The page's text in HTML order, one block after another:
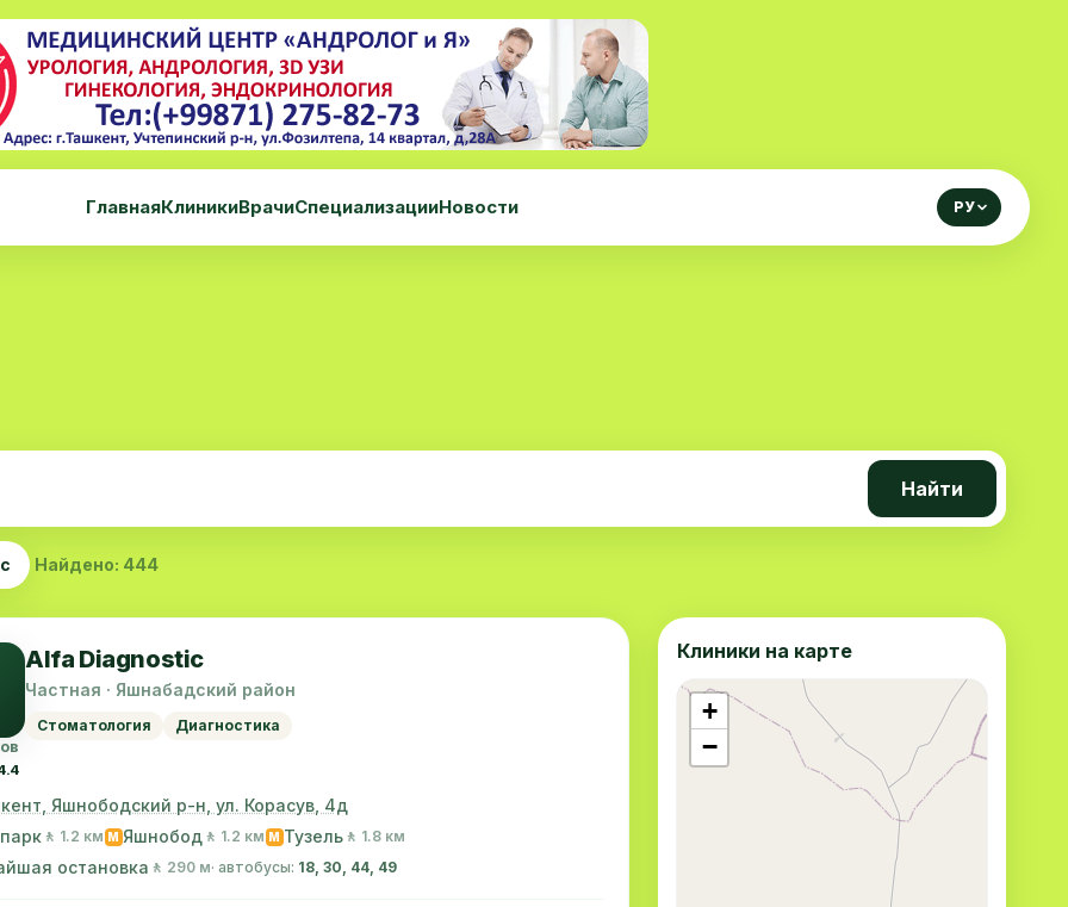
ГлавнаяКлиникиВрачиСпециализацииНовости РУ
Найти
Найдено: 444
Alfa Diagnostic
Частная · Яшнабадский район
Стоматология Диагностика
Яшнободский р-н, ул. Корасув, 4д
🚶 1.2 км M Яшнобод 🚶 1.2 км M Тузель 🚶 1.8 км
остановка 🚶 290 м· автобусы: 18, 30, 44, 49
Клиники на карте
+
−